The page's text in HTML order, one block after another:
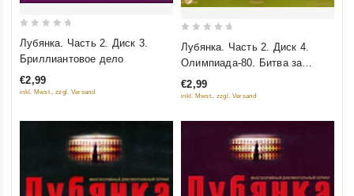
out
5
Лубянка. Часть 2. Диск 3.
Бриллиантовое дело
€2,99
inkl. Mwst., zzgl. Versand
out
5
Лубянка. Часть 2. Диск 4.
Олимпиада-80. Битва за
Москву. Похищение "Святого
Луки". Операция "Бастион"
€2,99
inkl. Mwst., zzgl. Versand